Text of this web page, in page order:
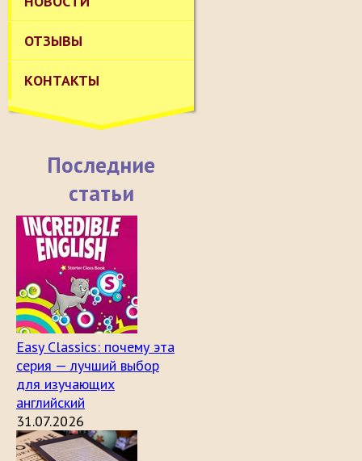
ОТЗЫВЫ
КОНТАКТЫ
Последние
статьи
Easy Classics: почему эта
серия — лучший выбор
для изучающих
английский
31.07.2026